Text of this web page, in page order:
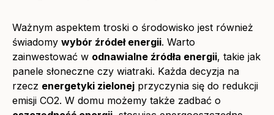
Ważnym aspektem troski o środowisko jest również
świadomy wybór źródeł energii. Warto
zainwestować w odnawialne źródła energii, takie jak
panele słoneczne czy wiatraki. Każda decyzja na
rzecz energetyki zielonej przyczynia się do redukcji
emisji CO2. W domu możemy także zadbać o